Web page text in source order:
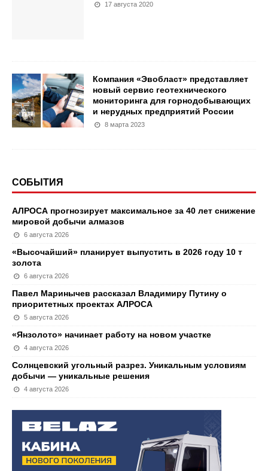
17 августа 2020
Компания «Эвобласт» представляет
новый сервис геотехнического
мониторинга для горнодобывающих
и нерудных предприятий России
8 марта 2023
СОБЫТИЯ
АЛРОСА прогнозирует максимальное за 40 лет снижение
мировой добычи алмазов
6 августа 2026
«Высочайший» планирует выпустить в 2026 году 10 т
золота
6 августа 2026
Павел Маринычев рассказал Владимиру Путину о
приоритетных проектах АЛРОСА
5 августа 2026
«Янзолото» начинает работу на новом участке
4 августа 2026
Солнцевский угольный разрез. Уникальным условиям
добычи — уникальные решения
4 августа 2026